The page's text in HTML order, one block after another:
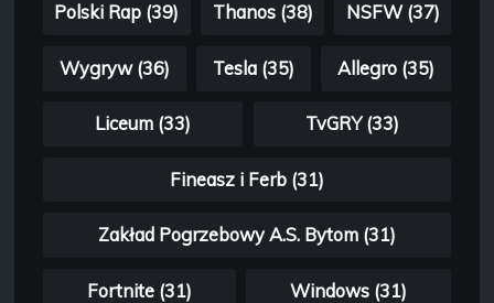
Polski Rap (39) Thanos (38) NSFW (37)
Wygryw (36) Tesla (35) Allegro (35)
Liceum (33) TvGRY (33)
Fineasz i Ferb (31)
Zakład Pogrzebowy A.S. Bytom (31)
Fortnite (31) Windows (31)